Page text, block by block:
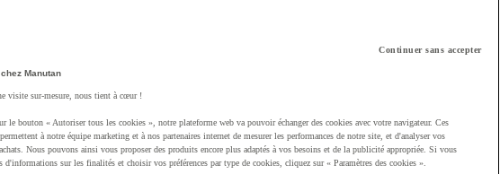
un produit à votre panier :
Continuer sans accepter
Manutan
visite sur-mesure, nous tient à cœur !
le bouton « Autoriser tous les cookies », notre plateforme web va pouvoir échanger des cookies avec votre navigateur. Ces
à notre équipe marketing et à nos partenaires internet de mesurer les performances de notre site, et d'analyser vos
Nous pouvons ainsi vous proposer des produits encore plus adaptés à vos besoins et de la publicité appropriée. Si vous
d'informations sur les finalités et choisir vos préférences par type de cookies, cliquez sur « Paramètres des cookies ».